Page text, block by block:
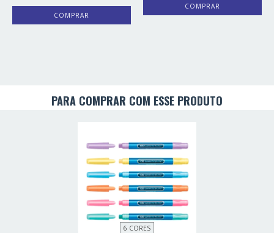
COMPRAR
PARA COMPRAR COM ESSE PRODUTO
6 CORES